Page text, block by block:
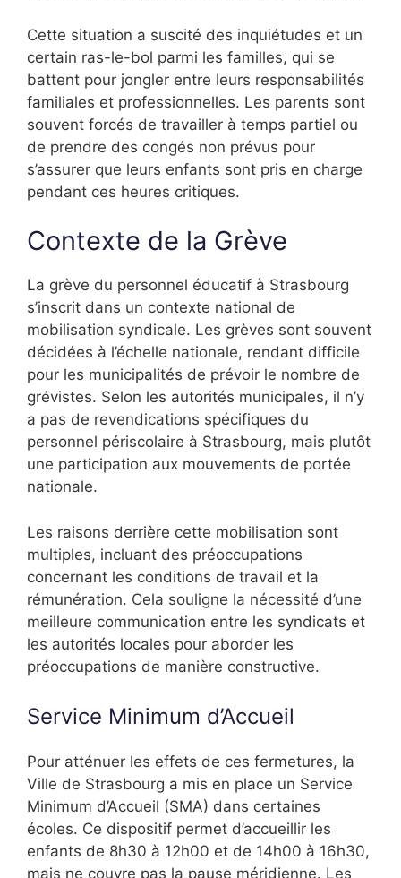
Cette situation a suscité des inquiétudes et un
certain ras-le-bol parmi les familles, qui se
battent pour jongler entre leurs responsabilités
familiales et professionnelles. Les parents sont
souvent forcés de travailler à temps partiel ou
de prendre des congés non prévus pour
s’assurer que leurs enfants sont pris en charge
pendant ces heures critiques.
Contexte de la Grève
La grève du personnel éducatif à Strasbourg
s’inscrit dans un contexte national de
mobilisation syndicale. Les grèves sont souvent
décidées à l’échelle nationale, rendant difficile
pour les municipalités de prévoir le nombre de
grévistes. Selon les autorités municipales, il n’y
a pas de revendications spécifiques du
personnel périscolaire à Strasbourg, mais plutôt
une participation aux mouvements de portée
nationale.
Les raisons derrière cette mobilisation sont
multiples, incluant des préoccupations
concernant les conditions de travail et la
rémunération. Cela souligne la nécessité d’une
meilleure communication entre les syndicats et
les autorités locales pour aborder les
préoccupations de manière constructive.
Service Minimum d’Accueil
Pour atténuer les effets de ces fermetures, la
Ville de Strasbourg a mis en place un Service
Minimum d’Accueil (SMA) dans certaines
écoles. Ce dispositif permet d’accueillir les
enfants de 8h30 à 12h00 et de 14h00 à 16h30,
mais ne couvre pas la pause méridienne. Les